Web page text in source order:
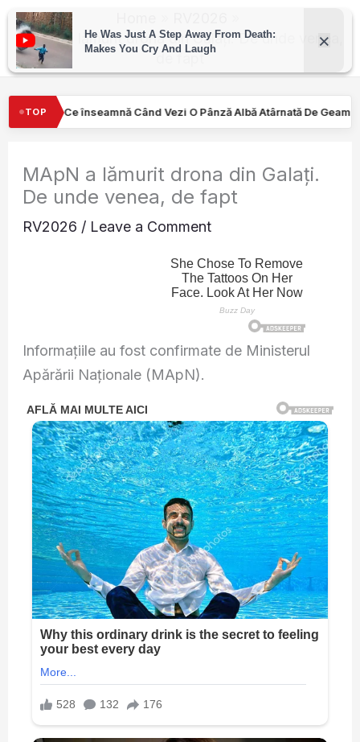
Skip
content
MApN a lămurit drona din Galați. De unde venea,
de fapt
TOP
O Pânză Albă Atârnată De Geamul Unei Mașini. Semnalul…
MApN a lămurit drona din Galați.
De unde venea, de fapt
RV2026 / Leave a Comment
Informațiile au fost confirmate de Ministerul
Apărării Naționale (MApN).